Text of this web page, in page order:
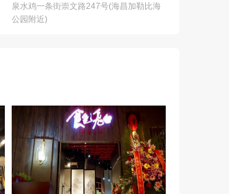
泉水鸡一条街崇文路247号(海昌加勒比海
公园附近)